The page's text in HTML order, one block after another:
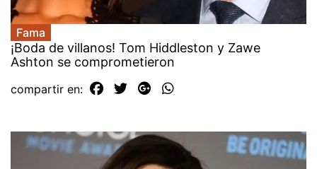
Fama
¡Boda de villanos! Tom Hiddleston y Zawe
Ashton se comprometieron
compartir en: